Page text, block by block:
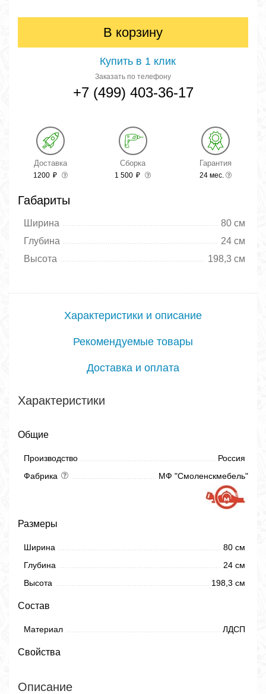
В корзину
Купить в 1 клик
Заказать по телефону
+7 (499) 403-36-17
Доставка
1200 ₽
Сборка
1 500 ₽
Гарантия
24 мес.
Габариты
Ширина
80 см
Глубина
24 см
Высота
198,3 см
Характеристики и описание
Рекомендуемые товары
Доставка и оплата
Характеристики
Общие
Производство
Россия
Фабрика
МФ "Смоленскмебель"
Размеры
Ширина
80 см
Глубина
24 см
Высота
198,3 см
Состав
Материал ЛДСП
Свойства
Описание